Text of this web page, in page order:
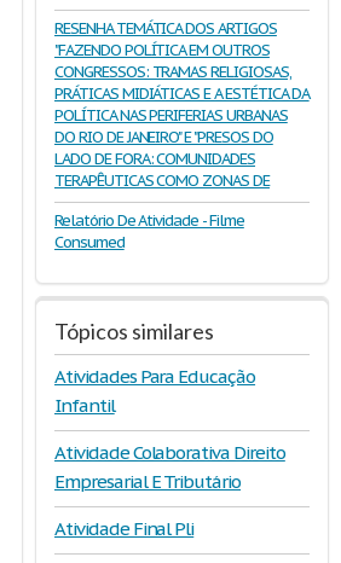
RESENHA TEMÁTICA DOS ARTIGOS
"FAZENDO POLÍTICA EM OUTROS
CONGRESSOS: TRAMAS RELIGIOSAS,
PRÁTICAS MIDIÁTICAS E A ESTÉTICA DA
POLÍTICA NAS PERIFERIAS URBANAS
DO RIO DE JANEIRO" E "PRESOS DO
LADO DE FORA: COMUNIDADES
TERAPÊUTICAS COMO ZONAS DE
Relatório De Atividade - Filme
Consumed
Tópicos similares
Atividades Para Educação
Infantil
Atividade Colaborativa Direito
Empresarial E Tributário
Atividade Final Pli